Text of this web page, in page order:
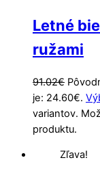
Letné
ružami
91.02€
je: 24.60€.
variantov.
produktu.
Zľava!